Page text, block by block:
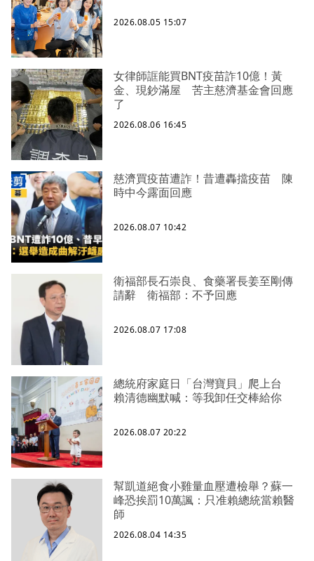
2026.08.05 15:07
女律師誆能買BNT疫苗詐10億！黃
金、現鈔滿屋 苦主慈濟基金會回應
了
2026.08.06 16:45
慈濟買疫苗遭詐！昔遭轟擋疫苗 陳
時中今露面回應
2026.08.07 10:42
衛福部長石崇良、食藥署長姜至剛傳
請辭 衛福部：不予回應
2026.08.07 17:08
總統府家庭日「台灣寶貝」爬上台
賴清德幽默喊：等我卸任交棒給你
2026.08.07 20:22
幫凱道絕食小雞量血壓遭檢舉？蘇一
峰恐挨罰10萬諷：只准賴總統當賴醫
師
2026.08.04 14:35